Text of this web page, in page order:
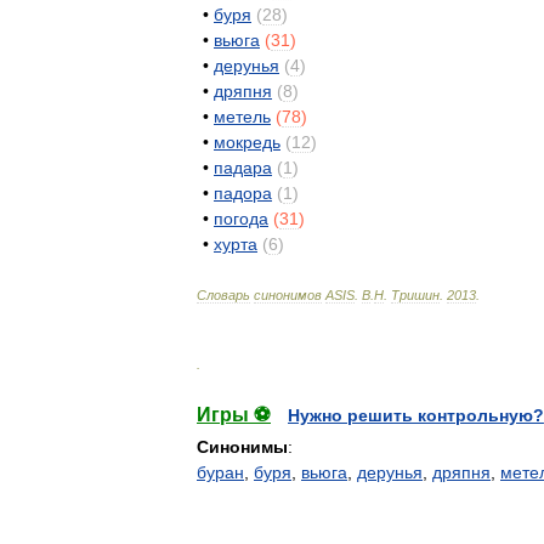
• буря (28)
• вьюга (31)
• дерунья (4)
• дряпня (8)
• метель (78)
• мокредь (12)
• падара (1)
• падора (1)
• погода (31)
• хурта (6)
Словарь синонимов ASIS В Н Тришин 2013
Игры ⚽
Нужно решить контрольную?
Синонимы:
буран буря вьюга дерунья дряпня